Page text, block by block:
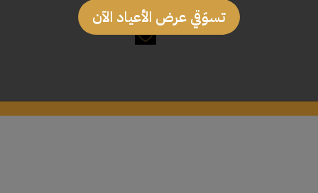
تسوّقي عرض الأعياد الآن